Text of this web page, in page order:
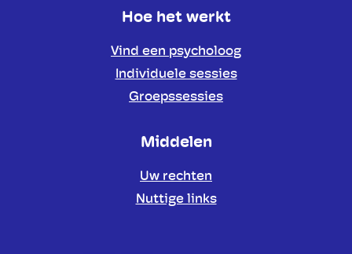
Hoe het werkt
Vind een psycholoog
Individuele sessies
Groepssessies
Middelen
Uw rechten
Nuttige links